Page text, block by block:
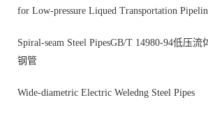
for Low-pressure Liqued Transportation
Spiral-seam Steel PipesGB/T 14980-94低压
钢管
Wide-diametric Electric Weledng Steel Pipes